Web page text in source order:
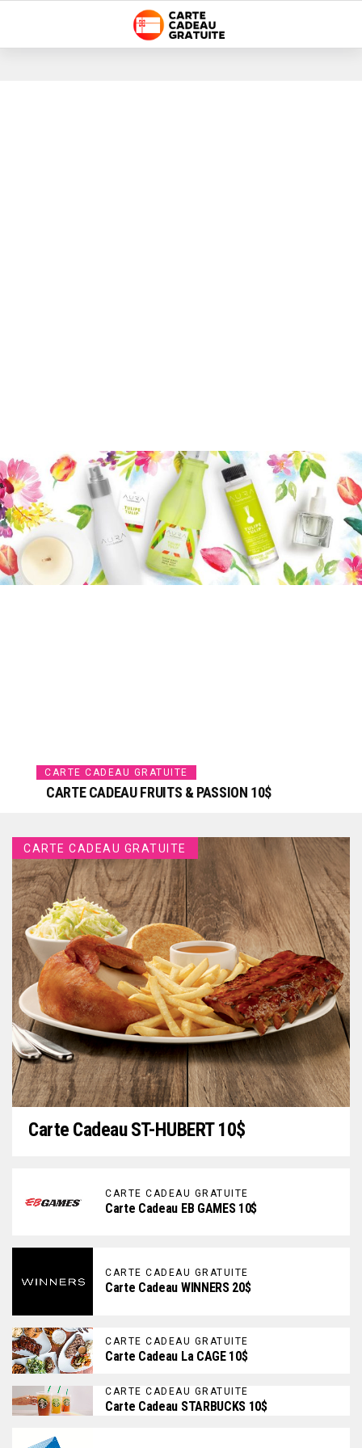
CARTE CADEAU GRATUITE
CARTE CADEAU FRUITS & PASSION 10$
CARTE CADEAU GRATUITE
Carte Cadeau ST-HUBERT 10$
CARTE CADEAU GRATUITE
Carte Cadeau EB GAMES 10$
CARTE CADEAU GRATUITE
Carte Cadeau WINNERS 20$
CARTE CADEAU GRATUITE
Carte Cadeau La CAGE 10$
CARTE CADEAU GRATUITE
Carte Cadeau STARBUCKS 10$